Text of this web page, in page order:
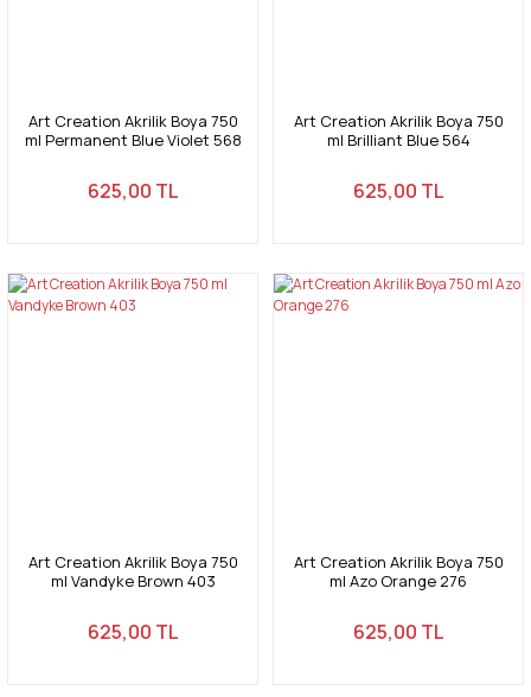
Art Creation Akrilik Boya 750
ml Permanent Blue Violet 568
625,00 TL
Art Creation Akrilik Boya 750
ml Brilliant Blue 564
625,00 TL
Art Creation Akrilik Boya 750
ml Vandyke Brown 403
625,00 TL
Art Creation Akrilik Boya 750
ml Azo Orange 276
625,00 TL